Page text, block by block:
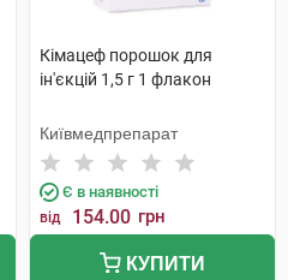
Кімацеф порошок для
ін'єкцій 1,5 г 1 флакон
Київмедпрепарат
Є в наявності
від 154.00 грн
КУПИТИ